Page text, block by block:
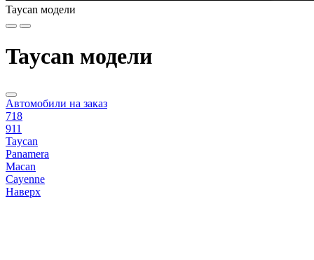
Taycan модели
Taycan модели
Автомобили на заказ
718
911
Taycan
Panamera
Macan
Cayenne
Наверх